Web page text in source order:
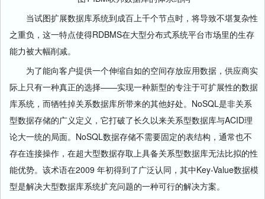
当试图扩展数据库系统到成百上千个节点时，将导致不堪复杂性
之重负，这一特点使得RDBMS在大型分布式系统平台市场里的生存
能力被大幅削减。
为了能向客户提供一个伸缩自如的空间存放应用数据，供应商实
际上只有一种真正的选择——实现一种新型的专注于可扩展性的数据
库系统，而牺牲掉关系数据库所带来的其他好处。NoSQL是非关系
型数据存储的广义定义，它打破了长久以来关系型数据库与ACID理
论大一统的局面。NoSQL数据存储不需要固定的表结构，通常也不
存在连接操作，在超大型数据存取上具备关系型数据库无法比拟的性
能优势。该术语在2009 年初得到了广泛认同，其中Key-Value数据模
型是解决大型数据库系统扩充问题的一种可行的解决方案。